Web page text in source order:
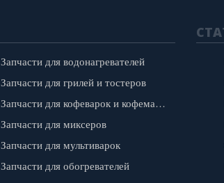
Запчасти для водонагревателей
Запчасти для грилей и тостеров
Запчасти для кофеварок и кофемашин
Запчасти для миксеров
Запчасти для мультиварок
Запчасти для обогревателей